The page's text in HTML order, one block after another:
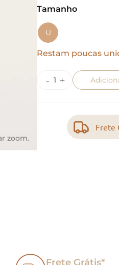
zoom.
Tamanho
U
Restam poucas
Frete
Frete Grátis*